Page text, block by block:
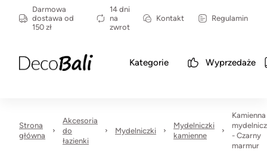
Darmowa
dostawa od
150 zł
14 dni
na
zwrot
Kontakt Regulamin
Kategorie Wyprzedaże
Strona
główna
Akcesoria
do
łazienki
Mydelniczki
Mydelniczki
kamienne
Kamienna
- Czarny
marmur